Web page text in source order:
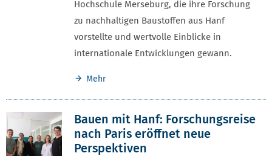
Hochschule Merseburg, die ihre Forschung
zu nachhaltigen Baustoffen aus Hanf
vorstellte und wertvolle Einblicke in
internationale Entwicklungen gewann.
Mehr
Bauen mit Hanf: Forschungsreise
nach Paris eröffnet neue
Perspektiven